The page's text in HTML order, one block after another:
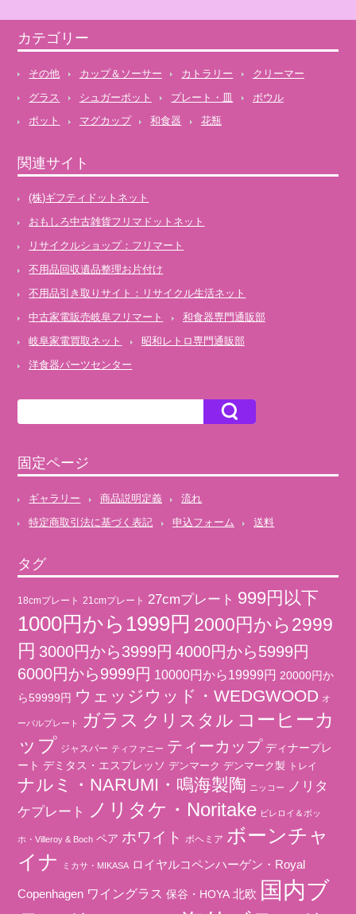
カテゴリー
その他 カップ＆ソーサー カトラリー
クリーマー
グラス
シュガーポット プレート・皿
ボウル
ポット
マグカップ 和食器 花瓶
関連サイト
(株)ギフティドットネット
おもしろ中古雑貨フリマドットネット
リサイクルショップ：フリマート
不用品回収遺品整理お片付け
不用品引き取りサイト：リサイクル生活ネット
中古家電販売岐阜フリマート
和食器専門通販部
岐阜家電買取ネット
昭和レトロ専門通販部
洋食器パーツセンター
固定ページ
ギャラリー 商品説明定義
流れ
特定商取引法に基づく表記
申込フォーム 送料
タグ
18cmプレート 21cmプレート 27cmプレート 999円以下
1000円から1999円 2000円から2999
円 3000円から3999円 4000円から5999円
6000円から9999円 10000円から19999円 20000円か
ら59999円 ウェッジウッド・WEDGWOOD オ
ーバルプレート ガラス クリスタル コーヒーカ
ップ ジャスパー ティファニー ティーカップ ディナープレ
ート デミタス・エスプレッソ デンマーク デンマーク製 トレイ
ナルミ・NARUMI・鳴海製陶 ニッコー
ノリタ
ケプレート
ノリタケ・Noritake ビレロイ＆ボッ
ホ・Villeroy & Boch ペア ホワイト ボヘミア ボーンチャ
イナ
ミカサ・MIKASA ロイヤルコペンハーゲン・Royal
Copenhagen ワイングラス 保谷・HOYA 北欧 国内ブ